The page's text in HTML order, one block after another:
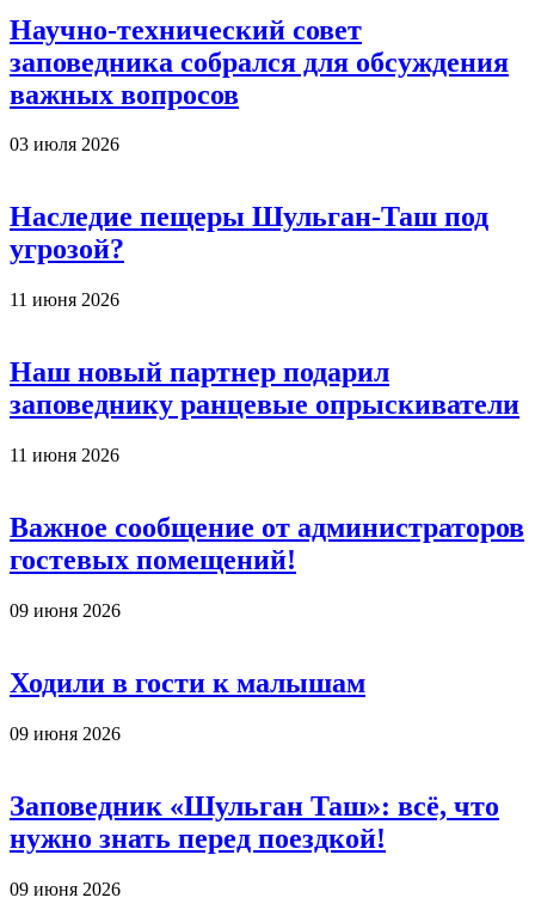
Научно-технический совет
заповедника собрался для обсуждения
важных вопросов
03 июля 2026
Наследие пещеры Шульган-Таш под
угрозой?
11 июня 2026
Наш новый партнер подарил
заповеднику ранцевые опрыскиватели
11 июня 2026
Важное сообщение от администраторов
гостевых помещений!
09 июня 2026
Ходили в гости к малышам
09 июня 2026
Заповедник «Шульган Таш»: всё, что
нужно знать перед поездкой!
09 июня 2026